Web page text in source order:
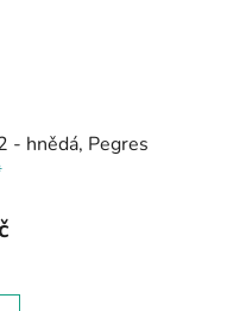
- hnědá, Pegres